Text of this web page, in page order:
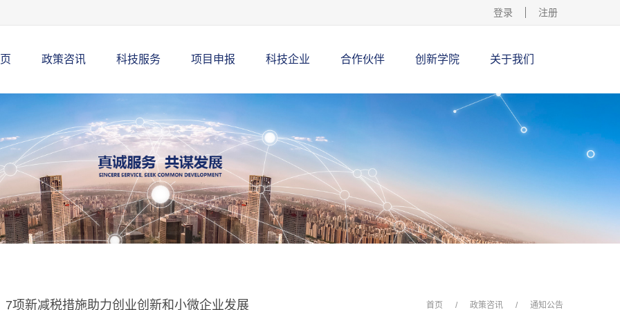
登录 注册
政策咨讯 科技服务 项目申报 科技企业 合作伙伴 创新学院 关于我们
首页 / 政策咨讯 / 通知公告
7项新减税措施助力创业创新和小微企业发展